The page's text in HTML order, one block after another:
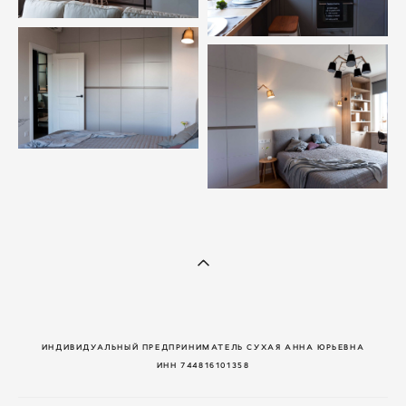
ИНДИВИДУАЛЬНЫЙ ПРЕДПРИНИМАТЕЛЬ СУХАЯ АННА ЮРЬЕВНА
ИНН 744816101358